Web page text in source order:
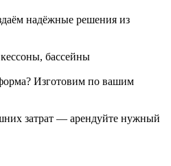
надёжные решения из
бассейны
Изготовим по вашим
затрат — арендуйте нужный